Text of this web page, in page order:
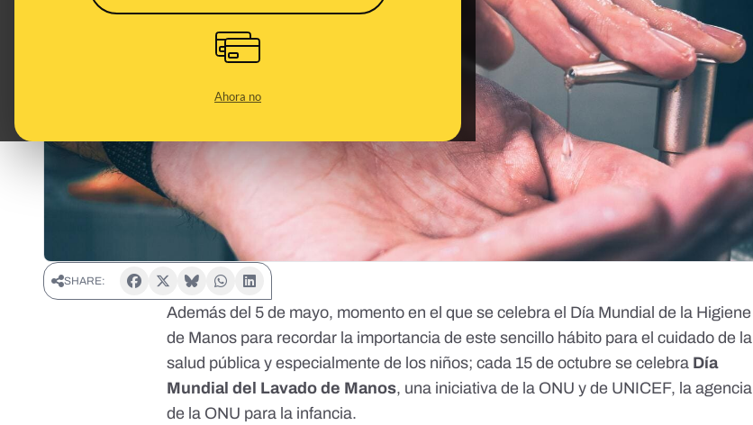
Ahora no
SHARE:
Además del 5 de mayo, momento en el que se celebra el Día Mundial de la Higiene
de Manos para recordar la importancia de este sencillo hábito para el cuidado de la
salud pública y especialmente de los niños; cada 15 de octubre se celebra Día
Mundial del Lavado de Manos, una iniciativa de la ONU y de UNICEF, la agencia
de la ONU para la infancia.